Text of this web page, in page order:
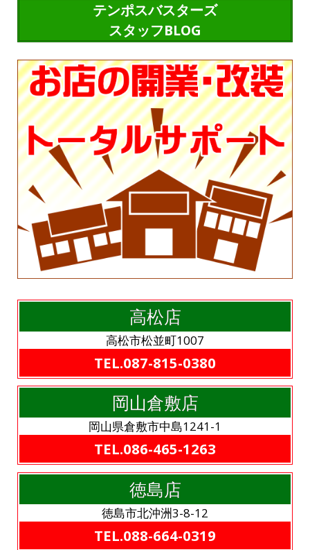
テンポスバスターズ
スタッフBLOG
高松店
高松市松並町1007
TEL.087-815-0380
岡山倉敷店
岡山県倉敷市中島1241-1
TEL.086-465-1263
徳島店
徳島市北沖洲3-8-12
TEL.088-664-0319